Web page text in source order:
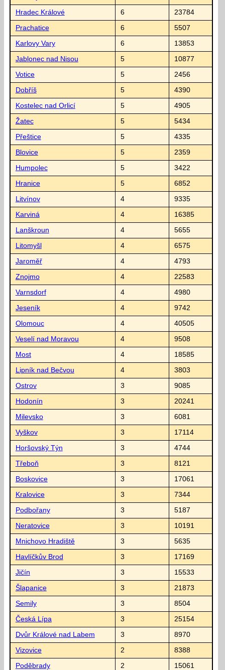
Hradec Králové 6 23784
Prachatice 6 5507
Karlovy Vary 6 13853
Jablonec nad Nisou 5 10877
Votice 5 2456
Dobříš 5 4390
Kostelec nad Orlicí 5 4905
Žatec 5 5434
Přeštice 5 4335
Blovice 5 2359
Humpolec 5 3422
Hranice 5 6852
Litvínov 4 9335
Karviná 4 16385
Lanškroun 4 5655
Litomyšl 4 6575
Jaroměř 4 4793
Znojmo 4 22583
Varnsdorf 4 4980
Jeseník 4 9742
Olomouc 4 40505
Veselí nad Moravou 4 9508
Most 4 18585
Lipník nad Bečvou 4 3803
Ostrov 3 9085
Hodonín 3 20241
Milevsko 3 6081
Vyškov 3 17114
Horšovský Týn 3 4744
Třeboň 3 8121
Boskovice 3 17061
Kralovice 3 7344
Podbořany 3 5187
Neratovice 3 10191
Mnichovo Hradiště 3 5635
Havlíčkův Brod 3 17169
Jičín 3 15533
Šlapanice 3 21873
Semily 3 8504
Česká Lípa 3 25154
Dvůr Králové nad Labem 3 8970
Vizovice 2 8388
Poděbrady 2 15061